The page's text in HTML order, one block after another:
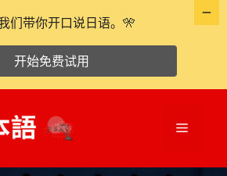
菜
们带你开口说日语。🎌
开始免费试用